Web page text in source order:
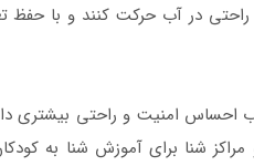
در آب حرکت کنند و با حفظ
احساس امنیت و راحتی بیشتری
شنا برای آموزش شنا به